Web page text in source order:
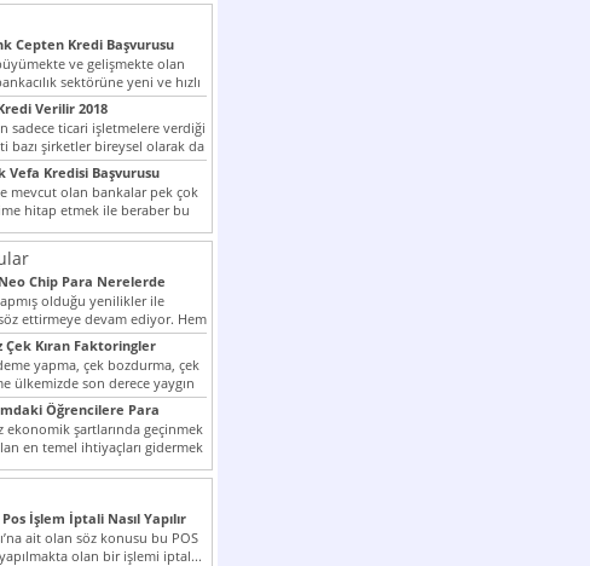
Cepten Kredi Başvurusu
ve gelişmekte olan
sektörüne yeni ve hızlı
olan...
Verilir 2018
sadece ticari işletmelere verdiği
bazı şirketler bireysel olarak da
Senetle kredi...
Vefa Kredisi Başvurusu
mevcut olan bankalar pek çok
hitap etmek ile beraber bu
Chip Para Nerelerde
olduğu yenilikler ile
ettirmeye devam ediyor. Hem
arttırmak hem...
Çek Kıran Faktoringler
yapma, çek bozdurma, çek
ülkemizde son derece yaygın
Öğrencilere Para
ekonomik şartlarında geçinmek
en temel ihtiyaçları gidermek
zor olmak...
İşlem İptali Nasıl Yapılır
ait olan söz konusu bu POS
olan bir işlemi iptal...